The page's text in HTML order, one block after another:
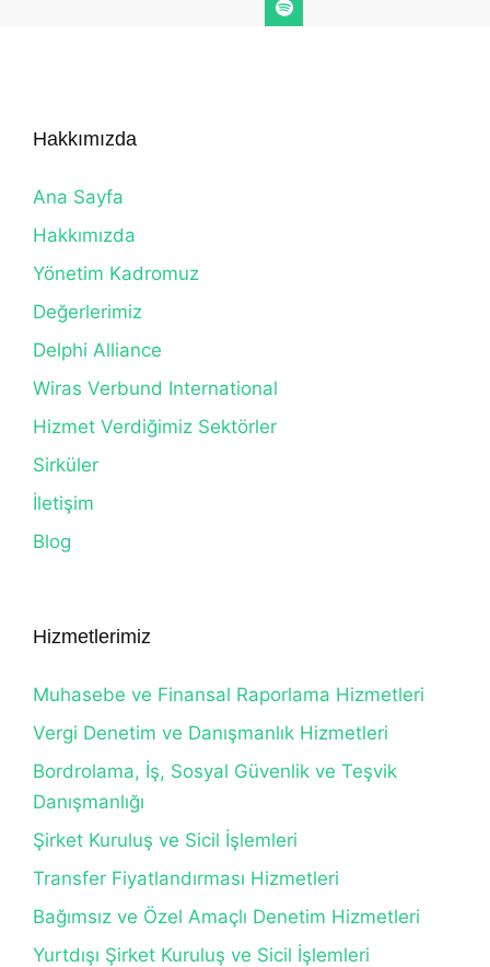
Hakkımızda
Ana Sayfa
Hakkımızda
Yönetim Kadromuz
Değerlerimiz
Delphi Alliance
Wiras Verbund International
Hizmet Verdiğimiz Sektörler
Sirküler
İletişim
Blog
Hizmetlerimiz
Muhasebe ve Finansal Raporlama Hizmetleri
Vergi Denetim ve Danışmanlık Hizmetleri
Bordrolama, İş, Sosyal Güvenlik ve Teşvik
Danışmanlığı
Şirket Kuruluş ve Sicil İşlemleri
Transfer Fiyatlandırması Hizmetleri
Bağımsız ve Özel Amaçlı Denetim Hizmetleri
Yurtdışı Şirket Kuruluş ve Sicil İşlemleri